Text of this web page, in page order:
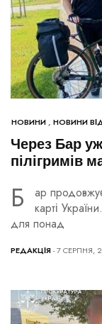
НОВИНИ , НОВИНИ
Через Бар
пілігримів
Б
ар
карті
для понад
РЕДАКЦІЯ- 7 СЕРПНЯ,